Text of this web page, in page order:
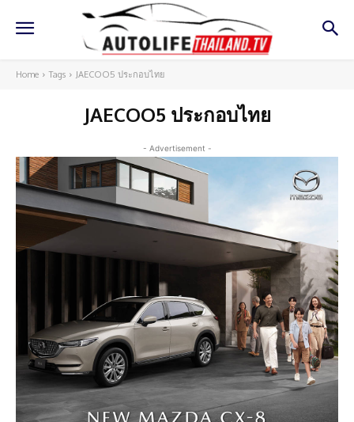
Home Tags JAECOO5 ประกอบไทย
JAECOO5 ประกอบไทย
- Advertisement -